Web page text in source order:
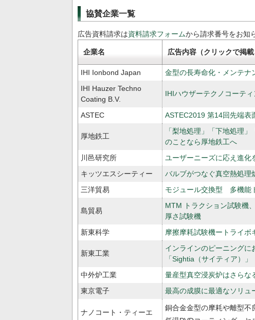
協賛企業一覧
広告資料請求は資料請求フォームから請求番号をお知
企業名 広告内容（クリックで掲
IHI Ionbond Japan
金型の長寿命化・メンテナ
IHI Hauzer Techno
Coating B.V.
IHIハウザーテクノコーテ
ASTEC ASTEC2019 第14回先端表
厚地鉄工
「梨地処理」「下地処理
のことなら厚地鉄工へ
川邑研究所 ユーザーニーズに応え進化
キッツエスシーティー
バルブがつなぐ真空熱処
三洋貿易
モジュール交換型 多機能
島貿易
MTM トラクション試験機
厚さ試験機
新東科学 摩擦摩耗試験機ートライボ
新東工業
インラインのピーニングに
「Sightia（サイティア）」
中外炉工業 量産型真空浸炭炉はさらな
東京電子
最高の成膜に最適なソリ
ナノコート・ティーエ
銅合金金型の摩耗や離型不